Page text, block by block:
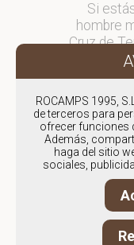
Si
hombre
Cruz de
envíos
en
Los
los
ROCAMPS 1995,
de terceros para
ofrecer funciones
Además,
haga del sitio
sociales,